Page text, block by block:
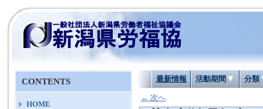
最新情報 活動期間 分類
← 次へ
CONTENTS
HOME